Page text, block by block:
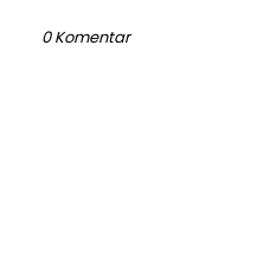
0 Komentar